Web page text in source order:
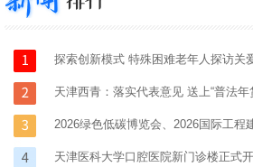
探索创新模式 特殊困难老年人探访关
天津宝坻启动
天津西青：落实代表意见 送上“普法年
2026绿色低碳博览会、2026国际工程
在天津举办
天津医科大学口腔医院新门诊楼正式